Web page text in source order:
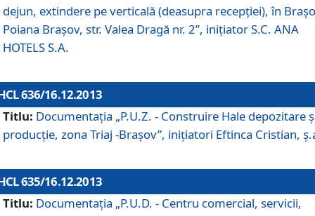
dejun, extindere pe verticală (deasupra recepţiei), în
Poiana Braşov, str. Valea Dragă nr. 2”, iniţiator S.C. ANA
HOTELS S.A.
636/16.12.2013
Titlu: Documentaţia „P.U.Z. - Construire Hale depozitare
producţie, zona Triaj -Braşov”, iniţiatori Eftinca Cristian,
635/16.12.2013
Titlu: Documentaţia „P.U.D. - Centru comercial, servicii,